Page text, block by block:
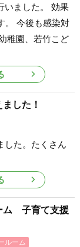
いました。 効果
。 今後も感染対
稚園、若竹こど
した！
した。たくさん
ム 子育て支援
ルーム